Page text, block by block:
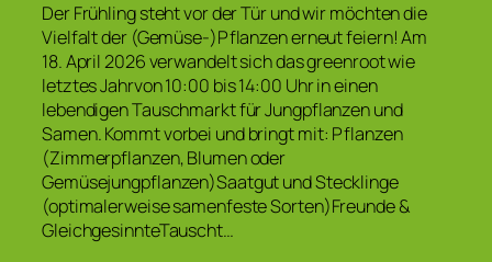
Der Frühling steht vor der Tür und wir möchten die
Vielfalt der (Gemüse-)Pflanzen erneut feiern! Am
18. April 2026 verwandelt sich das greenroot wie
letztes Jahrvon 10:00 bis 14:00 Uhr in einen
lebendigen Tauschmarkt für Jungpflanzen und
Samen. Kommt vorbei und bringt mit: Pflanzen
(Zimmerpflanzen, Blumen oder
Gemüsejungpflanzen)Saatgut und Stecklinge
(optimalerweise samenfeste Sorten)Freunde &
GleichgesinnteTauscht…